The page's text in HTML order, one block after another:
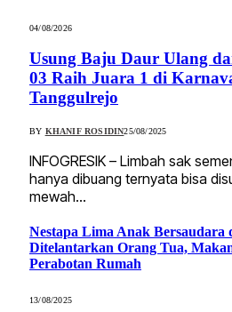
04/08/2026
Usung Baju Daur Ulang
03 Raih Juara 1 di
Tanggulrejo
BY KHANIF ROSIDIN25/08/2025
INFOGRESIK – Limbah sak
hanya dibuang ternyata bisa
mewah…
Nestapa Lima Anak Bersaudara
Ditelantarkan Orang Tua,
Perabotan Rumah
13/08/2025